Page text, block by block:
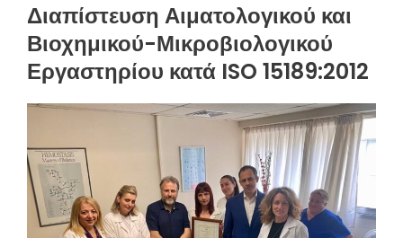
Διαπίστευση Αιματολογικού και
Βιοχημικού-Μικροβιολογικού
Εργαστηρίου κατά ISO 15189:2012